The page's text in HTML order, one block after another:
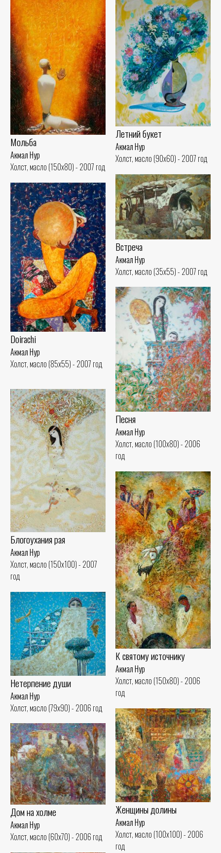
Мольба
Акмал Нур
Холст, масло (150x80) - 2007 год
Летний букет
Акмал Нур
Холст, масло (90x60) - 2007 год
Встреча
Акмал Нур
Холст, масло (35x55) - 2007 год
Doirachi
Акмал Нур
Холст, масло (85x55) - 2007 год
Песня
Акмал Нур
Холст, масло (100x80) - 2006
год
Блогоухания рая
Акмал Нур
Холст, масло (150x100) - 2007
год
К святому источнику
Акмал Нур
Холст, масло (150x80) - 2006
год
Нетерпение души
Акмал Нур
Холст, масло (79x90) - 2006 год
Женщины долины
Акмал Нур
Холст, масло (100x100) - 2006
год
Дом на холме
Акмал Нур
Холст, масло (60x70) - 2006 год